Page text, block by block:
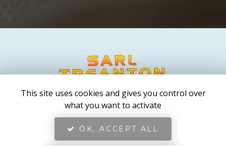
SARL TREANTON
Plombier chauffagiste à Plomodiern
Adresse
23 rue de la Gare
29550 PLOMODIERN
This site uses cookies and gives you control over
what you want to activate
OK, ACCEPT ALL